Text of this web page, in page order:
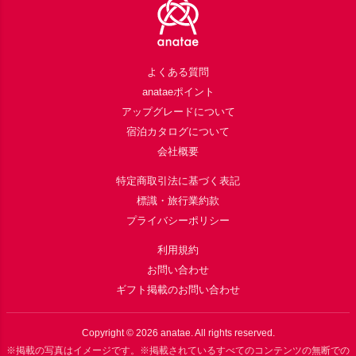
よくある質問
anataeポイント
アップグレードについて
宿泊カタログについて
会社概要
特定商取引法に基づく表記
標識・旅行業約款
プライバシーポリシー
利用規約
お問い合わせ
ギフト掲載のお問い合わせ
Copyright © 2026 anatae. All rights reserved.
※掲載の写真はイメージです。※掲載されているすべてのコンテンツの無断での